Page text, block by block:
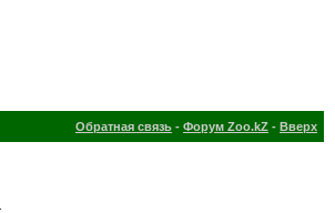
Обратная связь - Форум Zoo.kZ - Вверх